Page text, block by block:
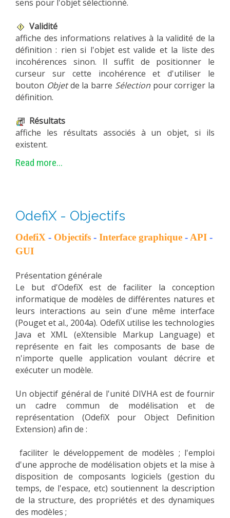
sens pour l'objet sélectionné.
Validité
affiche des informations relatives à la validité de la
définition : rien si l'objet est valide et la liste des
incohérences sinon. Il suffit de positionner le
curseur sur cette incohérence et d'utiliser le
bouton Objetde la barre Sélectionpour corriger la
définition.
Résultats
affiche les résultats associés à un objet, si ils
existent.
Read more...
OdefiX - Objectifs
OdefiX - Objectifs - Interface graphique - API -
GUI
Présentation générale
Le but d'OdefiX est de faciliter la conception
informatique de modèles de différentes natures et
leurs interactions au sein d'une même interface
(Pouget et al., 2004a). OdefiX utilise les technologies
Java et XML (eXtensible Markup Language) et
représente en fait les composants de base de
n'importe quelle application voulant décrire et
exécuter un modèle.
Un objectif général de l'unité DIVHA est de fournir
un cadre commun de modélisation et de
représentation (OdefiX pour Object Definition
Extension) afin de :
faciliter le développement de modèles ; l'emploi
d'une approche de modélisation objets et la mise à
disposition de composants logiciels (gestion du
temps, de l'espace, etc) soutiennent la description
de la structure, des propriétés et des dynamiques
des modèles ;